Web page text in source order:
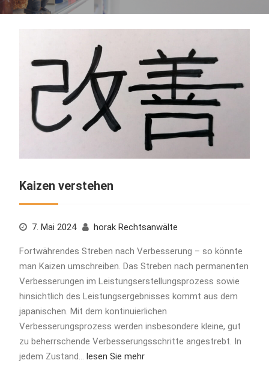
Kaizen verstehen
7. Mai 2024 horak Rechtsanwälte
Fortwährendes Streben nach Verbesserung – so könnte
man Kaizen umschreiben. Das Streben nach permanenten
Verbesserungen im Leistungserstellungsprozess sowie
hinsichtlich des Leistungsergebnisses kommt aus dem
japanischen. Mit dem kontinuierlichen
Verbesserungsprozess werden insbesondere kleine, gut
zu beherrschende Verbesserungsschritte angestrebt. In
jedem Zustand… lesen Sie mehr